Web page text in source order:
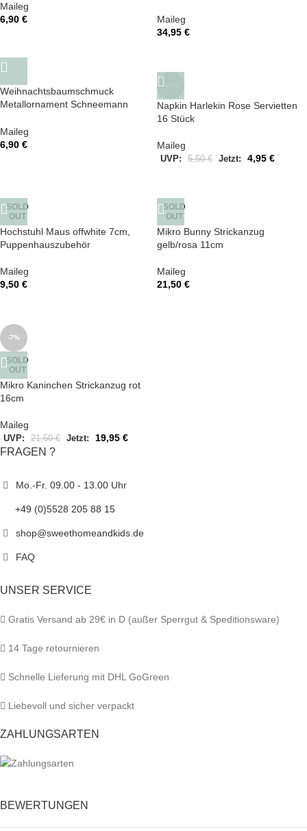
Maileg
6,90 €
Maileg
34,95 €
Weihnachtsbaumschmuck
Metallornament Schneemann
Maileg
6,90 €
-10%
Napkin Harlekin Rose Servietten
16 Stück
Maileg
UVP: 5,50€ Jetzt: 4,95 €
SOLD
OUT
Hochstuhl Maus offwhite 7cm,
Puppenhauszubehör
Maileg
9,50 €
SOLD
OUT
Mikro Bunny Strickanzug
gelb/rosa 11cm
Maileg
21,50 €
-7%
SOLD
OUT
Mikro Kaninchen Strickanzug rot
16cm
Maileg
UVP: 21,50€ Jetzt: 19,95 €
FRAGEN ?
Mo.-Fr. 09.00 - 13.00 Uhr
+49 (0)5528 205 88 15
shop@sweethomeandkids.de
FAQ
UNSER SERVICE
Gratis Versand ab 29€ in D (außer Sperrgut & Speditionsware)
14 Tage retournieren
Schnelle Lieferung mit DHL GoGreen
Liebevoll und sicher verpackt
ZAHLUNGSARTEN
BEWERTUNGEN